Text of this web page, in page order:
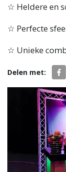
☆ Heldere en
☆ Perfecte
☆ Unieke
Delen met: